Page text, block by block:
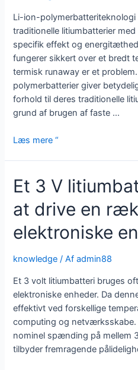
Li-ion-
traditionelle litiumbatterier
specifik effekt og
fungerer sikkert over et bredt
termisk runaway er et
polymerbatterier giver
forhold til deres traditionelle
grund af brugen af faste ...
Li-
batteriteknologi
Læs mere “
Et 3 V
at drive en
elektroniske
knowledge / Afadmin88
Et 3 volt litiumbatteri bruges
elektroniske enheder. Da
effektivt ved forskellige
computing og netværksskabe.
nominel spænding på mellem
tilbyder fremragende